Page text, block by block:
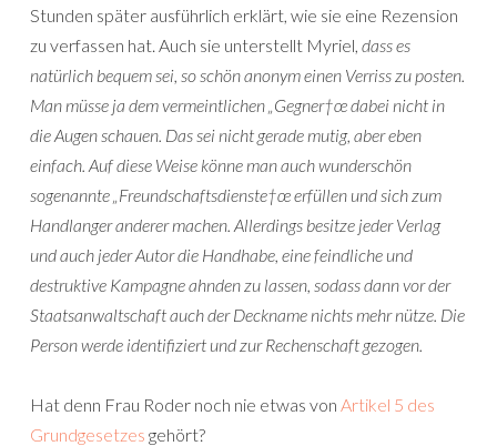
Stunden später ausführlich erklärt, wie sie eine Rezension
zu verfassen hat. Auch sie unterstellt Myriel, dass es
natürlich bequem sei, so schön anonym einen Verriss zu posten.
Man müsse ja dem vermeintlichen „Gegner†œ dabei nicht in
die Augen schauen. Das sei nicht gerade mutig, aber eben
einfach. Auf diese Weise könne man auch wunderschön
sogenannte „Freundschaftsdienste†œ erfüllen und sich zum
Handlanger anderer machen. Allerdings besitze jeder Verlag
und auch jeder Autor die Handhabe, eine feindliche und
destruktive Kampagne ahnden zu lassen, sodass dann vor der
Staatsanwaltschaft auch der Deckname nichts mehr nütze. Die
Person werde identifiziert und zur Rechenschaft gezogen.
Hat denn Frau Roder noch nie etwas von Artikel 5 des
Grundgesetzes gehört?